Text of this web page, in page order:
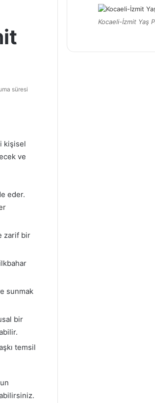
süresi
kişisel
ve
eder.
zarif bir
sunmak
bir
temsil
Kocaeli-İzmit Yaş